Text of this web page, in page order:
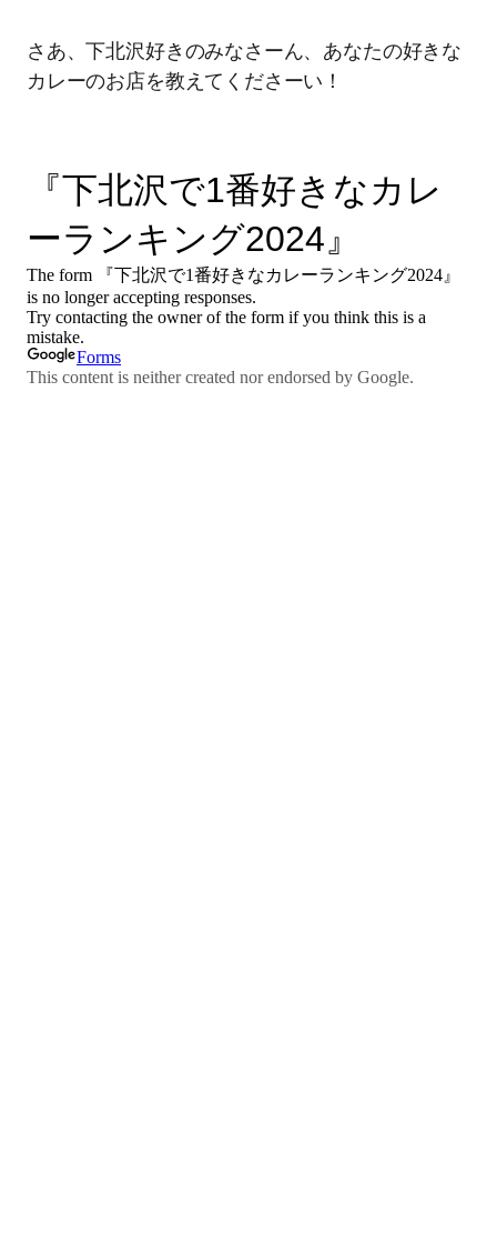
さあ、下北沢好きのみなさーん、あなたの好きな
カレーのお店を教えてくださーい！